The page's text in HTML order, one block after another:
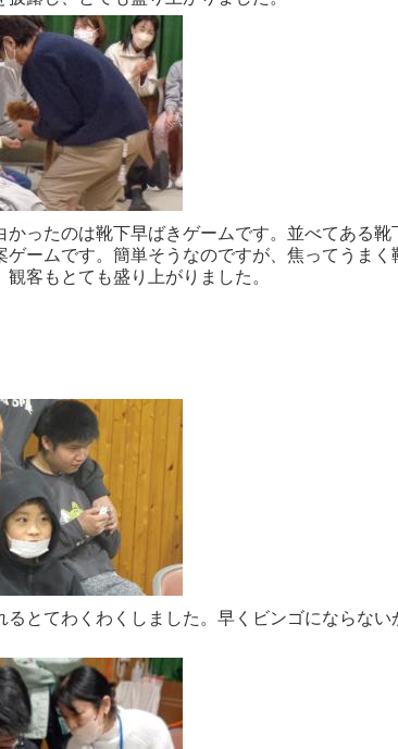
ったのは靴下早ばきゲームです。並べてある靴
ームです。簡単そうなのですが、焦ってうまく
客もとても盛り上がりました。
るとてわくわくしました。早くビンゴにならな